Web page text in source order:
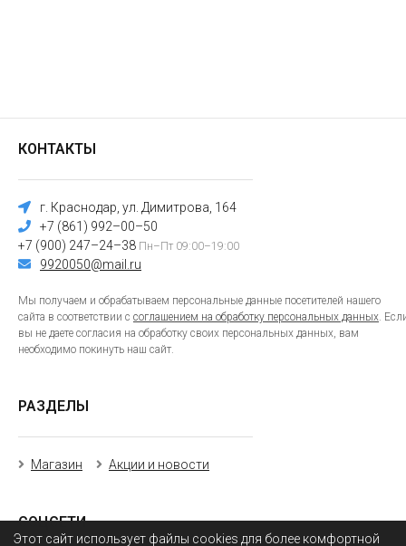
Этот сайт использует файлы cookies для более комфортной
КОНТАКТЫ
г. Краснодар, ул. Димитрова, 164
+7 (861) 992–00–50
+7 (900) 247–24–38 Пн–Пт 09:00–19:00
9920050@mail.ru
Мы получаем и обрабатываем персональные данные посетителей нашего
сайта в соответствии с соглашением на обработку персональных данных.
вы не даете согласия на обработку своих персональных данных, вам
необходимо покинуть наш сайт.
РАЗДЕЛЫ
Магазин Акции и новости
СОЦСЕТИ